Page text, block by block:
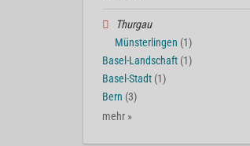
Thurgau
Münsterlingen (1)
Basel-Landschaft (1)
Basel-Stadt (1)
Bern (3)
mehr »